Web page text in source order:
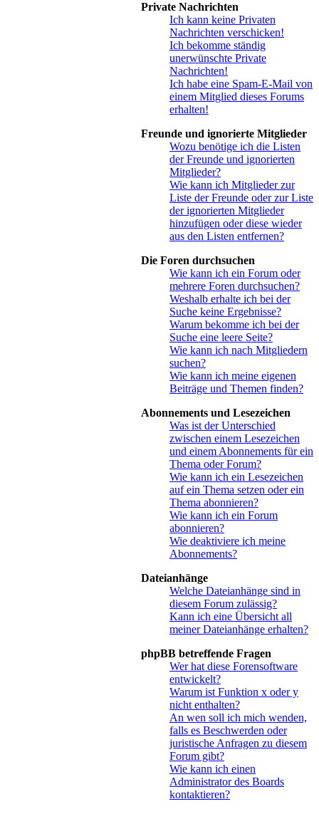
Private Nachrichten
Ich kann keine Privaten
Nachrichten verschicken!
Ich bekomme ständig
unerwünschte Private
Nachrichten!
Ich habe eine Spam-E-Mail von
einem Mitglied dieses Forums
erhalten!
Freunde und ignorierte Mitglieder
Wozu benötige ich die Listen
der Freunde und ignorierten
Mitglieder?
Wie kann ich Mitglieder zur
Liste der Freunde oder zur Liste
der ignorierten Mitglieder
hinzufügen oder diese wieder
aus den Listen entfernen?
Die Foren durchsuchen
Wie kann ich ein Forum oder
mehrere Foren durchsuchen?
Weshalb erhalte ich bei der
Suche keine Ergebnisse?
Warum bekomme ich bei der
Suche eine leere Seite?
Wie kann ich nach Mitgliedern
suchen?
Wie kann ich meine eigenen
Beiträge und Themen finden?
Abonnements und Lesezeichen
Was ist der Unterschied
zwischen einem Lesezeichen
und einem Abonnements für ein
Thema oder Forum?
Wie kann ich ein Lesezeichen
auf ein Thema setzen oder ein
Thema abonnieren?
Wie kann ich ein Forum
abonnieren?
Wie deaktiviere ich meine
Abonnements?
Dateianhänge
Welche Dateianhänge sind in
diesem Forum zulässig?
Kann ich eine Übersicht all
meiner Dateianhänge erhalten?
phpBB betreffende Fragen
Wer hat diese Forensoftware
entwickelt?
Warum ist Funktion x oder y
nicht enthalten?
An wen soll ich mich wenden,
falls es Beschwerden oder
juristische Anfragen zu diesem
Forum gibt?
Wie kann ich einen
Administrator des Boards
kontaktieren?